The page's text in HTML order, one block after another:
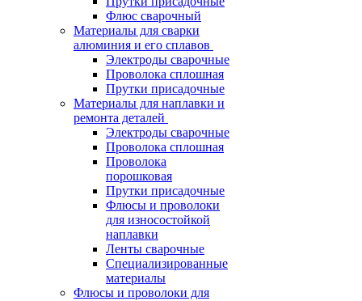
Флюс сварочный
Материалы для сварки
алюминия и его сплавов
Электроды сварочные
Проволока сплошная
Прутки присадочные
Материалы для наплавки и
ремонта деталей
Электроды сварочные
Проволока сплошная
Проволока
порошковая
Прутки присадочные
Флюсы и проволоки
для износостойкой
наплавки
Ленты сварочные
Специализированные
материалы
Флюсы и проволоки для